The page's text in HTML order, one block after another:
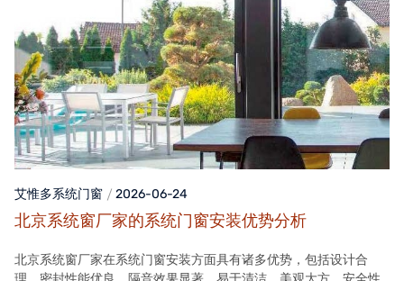
艾惟多系统门窗 2026-06-24
北京系统窗厂家的系统门窗安装优势分析
北京系统窗厂家在系统门窗安装方面具有诸多优势，包括设计合